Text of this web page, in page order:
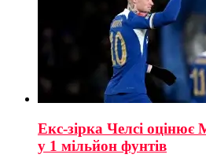
Екс-зірка Челсі
у 1 мільйон фунтів